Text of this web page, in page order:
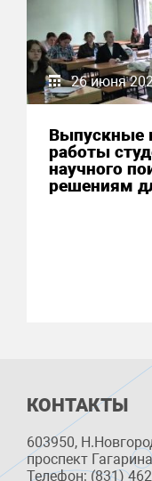
26 июня
Выпускные
работы
научного
решениям
КОНТАКТЫ
603950,
проспект
Телефон: (831)